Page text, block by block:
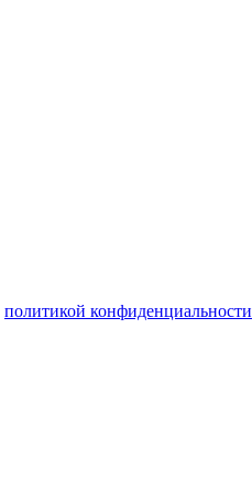
политикой конфиденциальности